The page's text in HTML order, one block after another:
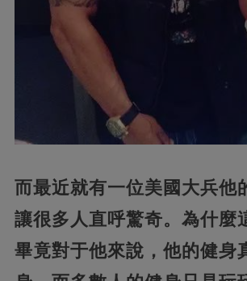
而最近就有一位美國大兵他
讓很多人直呼驚奇。為什麼
畢竟對于他來說，他的健身